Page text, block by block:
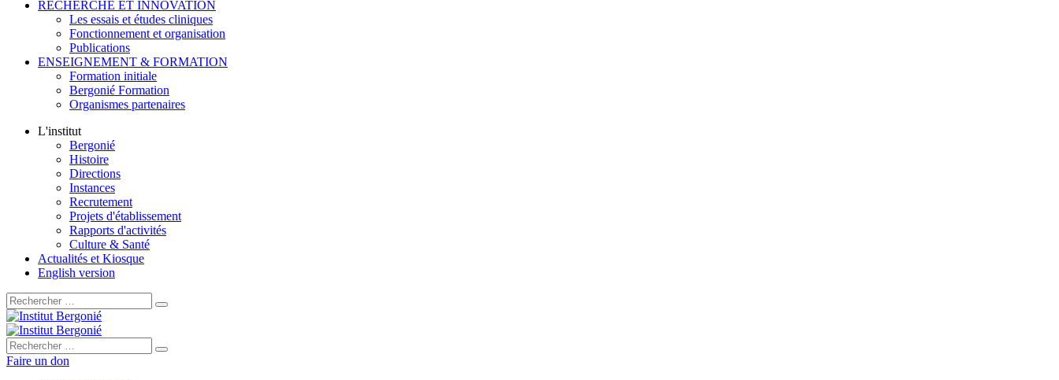
RECHERCHE ET INNOVATION
Les essais et études cliniques
Fonctionnement et organisation
Publications
ENSEIGNEMENT & FORMATION
Formation initiale
Bergonié Formation
Organismes partenaires
L'institut
Bergonié
Histoire
Directions
Instances
Recrutement
Projets d'établissement
Rapports d'activités
Culture & Santé
Actualités et Kiosque
English version
Rechercher :
Rechercher :
Faire un don